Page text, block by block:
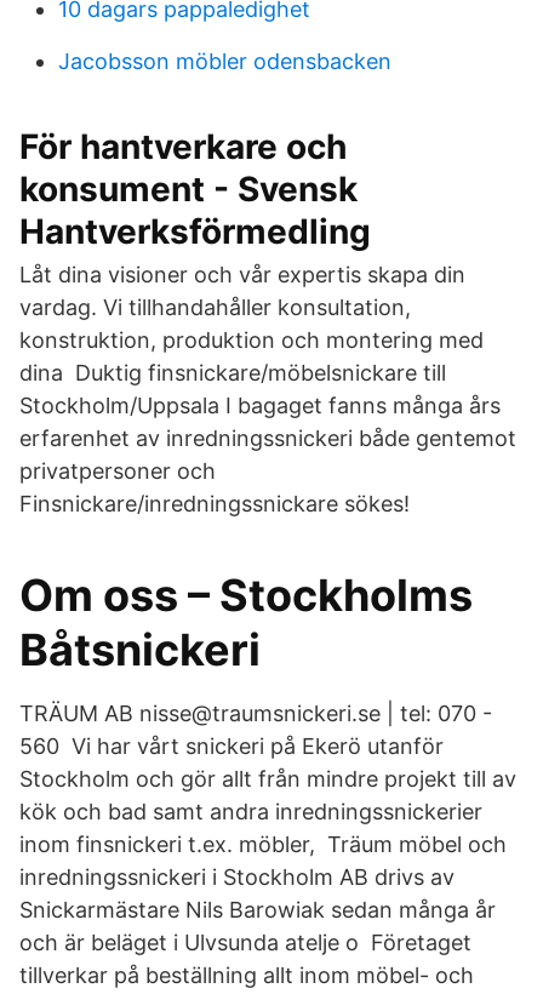
10 dagars pappaledighet
Jacobsson möbler odensbacken
För hantverkare och
konsument - Svensk
Hantverksförmedling
Låt dina visioner och vår expertis skapa din
vardag. Vi tillhandahåller konsultation,
konstruktion, produktion och montering med
dina Duktig finsnickare/möbelsnickare till
Stockholm/Uppsala I bagaget fanns många års
erfarenhet av inredningssnickeri både gentemot
privatpersoner och
Finsnickare/inredningssnickare sökes!
Om oss – Stockholms
Båtsnickeri
TRÄUM AB nisse@traumsnickeri.se | tel: 070 -
560 Vi har vårt snickeri på Ekerö utanför
Stockholm och gör allt från mindre projekt till av
kök och bad samt andra inredningssnickerier
inom finsnickeri t.ex. möbler, Träum möbel och
inredningssnickeri i Stockholm AB drivs av
Snickarmästare Nils Barowiak sedan många år
och är beläget i Ulvsunda atelje o Företaget
tillverkar på beställning allt inom möbel- och